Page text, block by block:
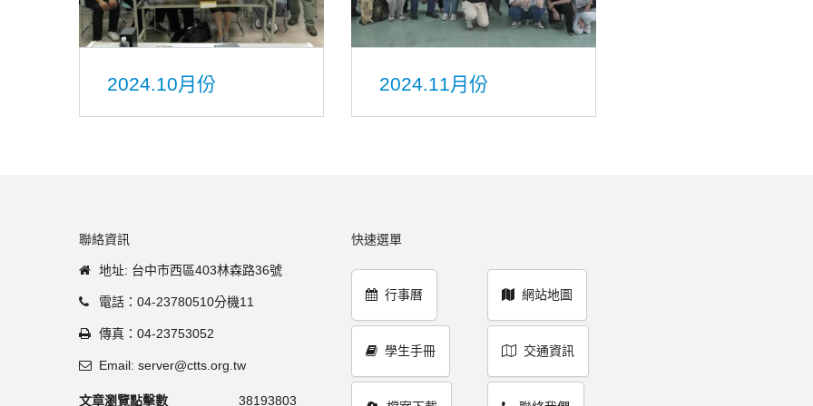
2024.10月份 2024.11月份
聯絡資訊
地址: 台中市西區403林森路36號
電話：04-23780510分機11
傳真：04-23753052
Email: server@ctts.org.tw
文章瀏覽點擊數 38193803
快速選單
行事曆
學生手冊
網站地圖
交通資訊